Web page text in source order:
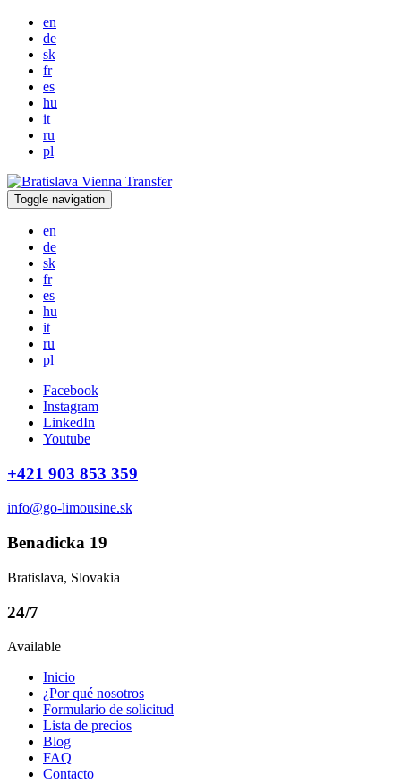
en
de
sk
fr
es
hu
it
ru
pl
Toggle navigation
en
de
sk
fr
es
hu
it
ru
pl
Facebook
Instagram
LinkedIn
Youtube
+421 903 853 359
info@go-limousine.sk
Benadicka 19
Bratislava, Slovakia
24/7
Available
Inicio
¿Por qué nosotros
Formulario de solicitud
Lista de precios
Blog
FAQ
Contacto